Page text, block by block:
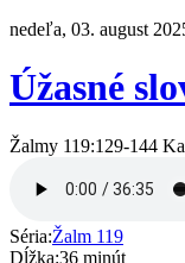
nedeľa, 03. august
Úžasné
Žalmy 119:129-144
Séria:Žalm 119
Dĺžka:36 minút